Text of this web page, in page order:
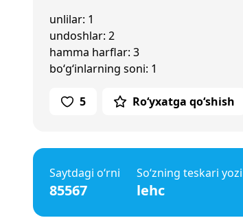
unlilar: 1
undoshlar: 2
hamma harflar: 3
bo‘g‘inlarning soni: 1
5 Ro‘yxatga qo‘shish
Saytdagi o‘rni
85567
So‘zning teskari
lehc